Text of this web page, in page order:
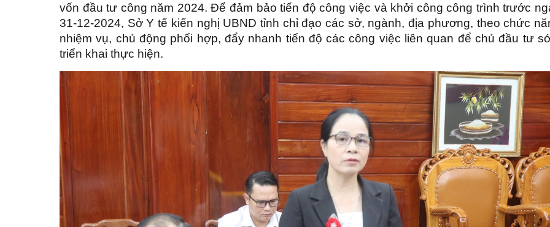
vốn đầu tư công năm 2024. Để đảm bảo tiến độ công việc và khởi công công trình trước
31-12-2024, Sở Y tế kiến nghị UBND tỉnh chỉ đạo các sở, ngành, địa phương, theo chức
nhiệm vụ, chủ động phối hợp, đẩy nhanh tiến độ các công việc liên quan để chủ đầu tư
triển khai thực hiện.